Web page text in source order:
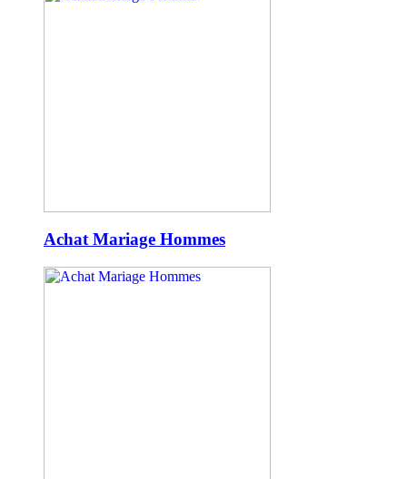
Achat Mariage Hommes